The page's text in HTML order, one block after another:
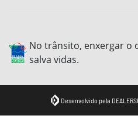
No trânsito, enxergar o
salva vidas.
Desenvolvido pela